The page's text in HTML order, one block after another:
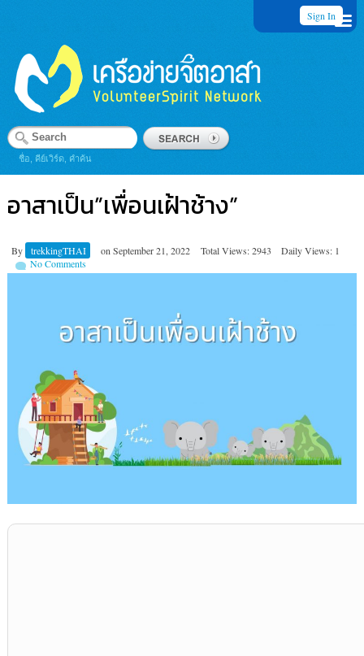
Sign In
ชื่อ, คีย์เวิร์ด, คำค้น
อาสาเป็น”เพื่อนเฝ้าช้าง”
By trekkingTHAI on September 21, 2022 Total Views: 2943
Daily Views: 1
No Comments